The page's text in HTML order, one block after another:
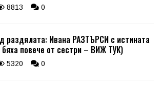
8813 0
раздялата: Ивана РАЗТЪРСИ с истината
повече от сестри – ВИЖ ТУК)
5320 0